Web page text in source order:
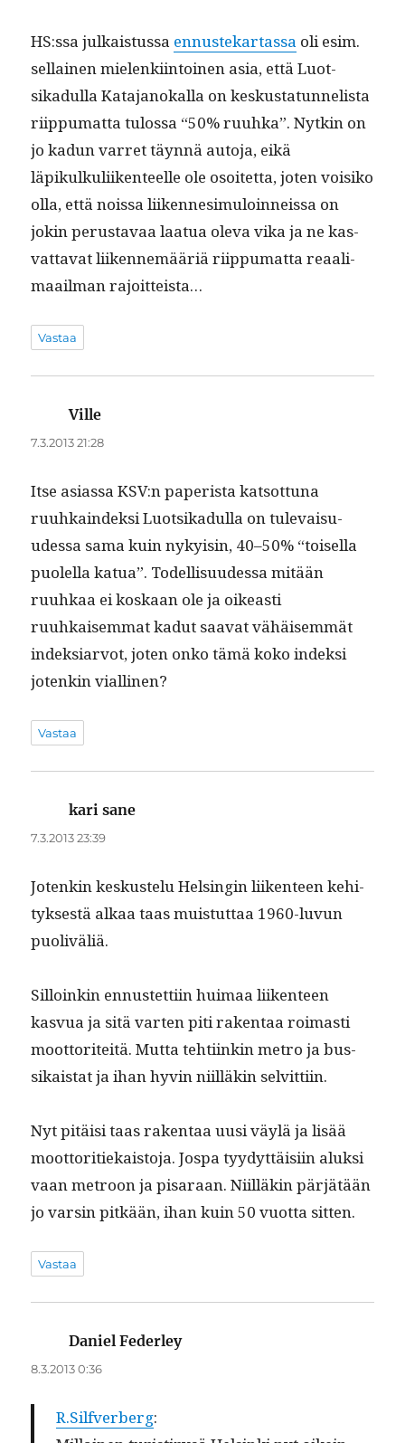
HS:ssa julka­istus­sa ennustekar­tas­sa oli esim.
sel­l­ainen mie­lenki­in­toinen asia, että Luot­
sikadul­la Kata­janokalla on keskus­tatun­nelista
riip­pumat­ta tulos­sa “50% ruuh­ka”. Nytkin on
jo kadun var­ret täyn­nä auto­ja, eikä
läpikulkuli­iken­teelle ole osoitet­ta, joten voisiko
olla, että nois­sa liiken­nes­imu­loin­neis­sa on
jokin perus­tavaa laat­ua ole­va vika ja ne kas­
vat­ta­vat liiken­nemääriä riip­pumat­ta reaal­i­
maail­man rajoitteista…
Vastaa
Ville
7.3.2013 21:28
Itse asi­as­sa KSV:n paperi­sta kat­sot­tuna
ruuhkain­dek­si Luot­sikadul­la on tule­vaisu­
udessa sama kuin nyky­isin, 40–50% “toisel­la
puolel­la kat­ua”. Todel­lisu­udessa mitään
ruuhkaa ei koskaan ole ja oikeasti
ruuhkaisem­mat kadut saa­vat vähäisem­mät
indek­siar­vot, joten onko tämä koko indek­si
jotenkin viallinen?
Vastaa
kari sane
7.3.2013 23:39
Jotenkin keskustelu Helsin­gin liiken­teen kehi­
tyk­ses­tä alkaa taas muis­tut­taa 1960-luvun
puoliväliä.
Sil­loinkin ennustet­ti­in huimaa liiken­teen
kasvua ja sitä varten piti rak­en­taa roimasti
moot­toriteitä. Mut­ta tehti­inkin metro ja bus­
sikai­stat ja ihan hyvin niil­läkin selvittiin.
Nyt pitäisi taas rak­en­taa uusi väylä ja lisää
moot­tori­tiekaisto­ja. Jospa tyy­dyt­täisi­in aluk­si
vaan metroon ja pis­araan. Niil­läkin pär­jätään
jo varsin pitkään, ihan kuin 50 vuot­ta sitten.
Vastaa
Daniel Federleysanoo:
8.3.2013 0:36
R.Silfverberg: